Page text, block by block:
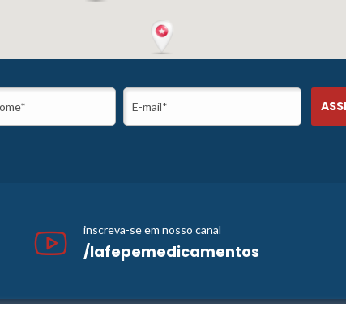
inscreva-se em nosso canal
/lafepemedicamentos